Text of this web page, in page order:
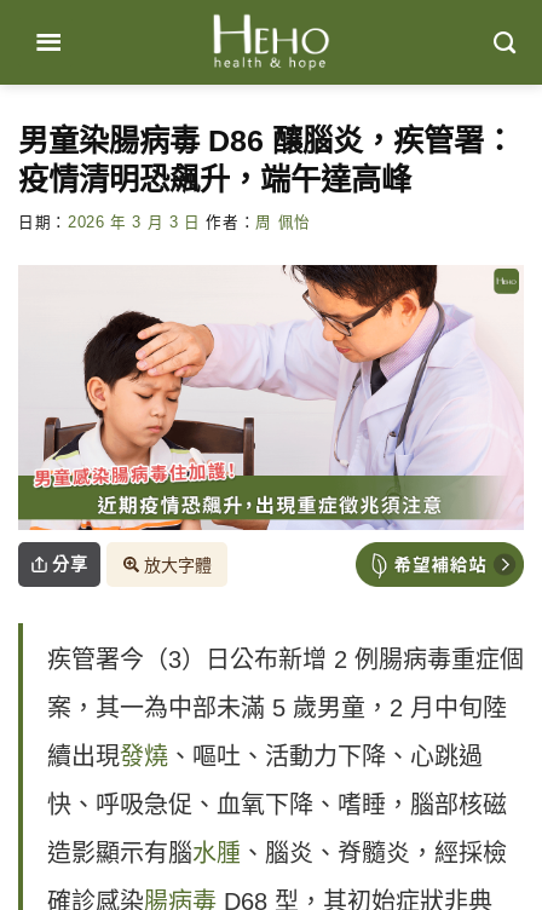
content
男童染腸病毒 D86 釀腦炎，疾管署：
疫情清明恐飆升，端午達高峰
日期： 2026 年 3 月 3 日 作者： 周 佩怡
分享 放大字體
疾管署今（3）日公布新增 2 例腸病毒重症個
案，其一為中部未滿 5 歲男童，2 月中旬陸
續出現發燒 、嘔吐、活動力下降、心跳過
快、呼吸急促、血氧下降、嗜睡，腦部核磁
造影顯示有腦水腫 、腦炎、脊髓炎，經採檢
確診感染腸病毒 D68 型，其初始症狀非典